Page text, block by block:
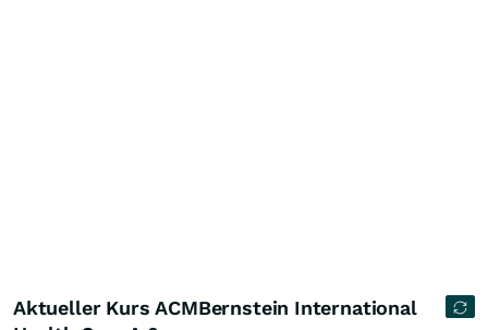
Aktueller Kurs ACMBernstein International